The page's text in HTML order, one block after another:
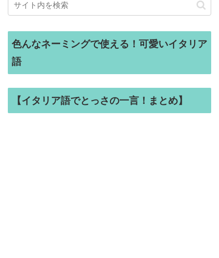
色んなネーミングで使える！可愛いイタリア
語
【イタリア語でとっさの一言！まとめ】